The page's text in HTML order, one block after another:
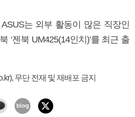
는 외부 활동이 많은 직장인
‘젠북 UM425(14인치)’를 최근 출
무단 전재 및 재배포 금지